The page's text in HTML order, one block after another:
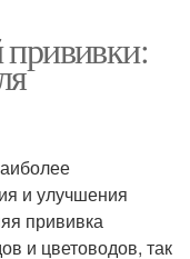
прививки:
и улучшения
прививка
и цветоводов, так